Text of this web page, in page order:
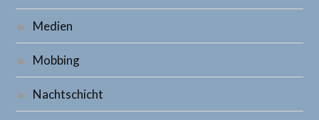
Medien
Mobbing
Nachtschicht